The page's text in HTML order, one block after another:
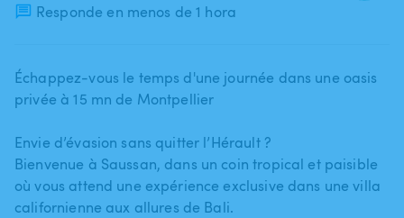
Responde en menos de 1 hora
Échappez-vous le temps d'une journée dans une oasis
privée à 15 mn de Montpellier
Envie d’évasion sans quitter l’Hérault ?
Bienvenue à Saussan​,​ dans un coin tropical et paisible
où vous attend une expérience exclusive dans une villa
californienne aux allures de Bali.